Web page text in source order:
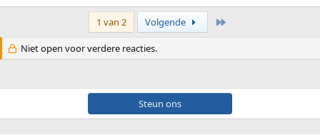
1 van 2 Volgende
Niet open voor verdere reacties.
Steun ons